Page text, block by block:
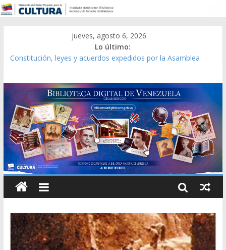
jueves, agosto 6, 2026
Lo último:
Constitución, leyes y acuerdos expedidos por la Asamblea
Modesta Bor Sánchez [material gráfico]
Gaceta Oficial de la República de Venezuela año CXXXIII Mes V,
Caracas 09 de marzo de 2006 N° 38.394
Catálogo temático de obras de Modesta Bor